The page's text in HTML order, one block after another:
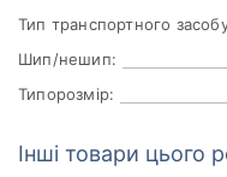
Тип транспортного
Шип/нешип:
Типорозмір:
Інші товари цього